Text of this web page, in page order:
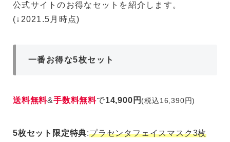
公式サイトのお得なセットを紹介します。
(↓2021.5月時点)
一番お得な5枚セット
送料無料&手数料無料で14,900円 (税込16,390円)
5枚セット限定特典:プラセンタフェイスマスク3枚